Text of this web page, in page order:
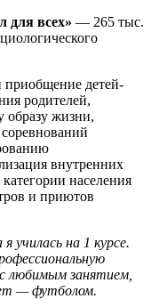
для всех» — 265 тыс.
приобщение детей-
родителей,
образу жизни,
внутренних
населения
и приютов
училась на 1 курсе.
любимым занятием,
— футболом.